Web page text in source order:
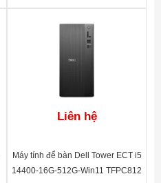
Liên hệ
Máy tính để bàn Dell Tower ECT i5
14400-16G-512G-Win11 TFPC812